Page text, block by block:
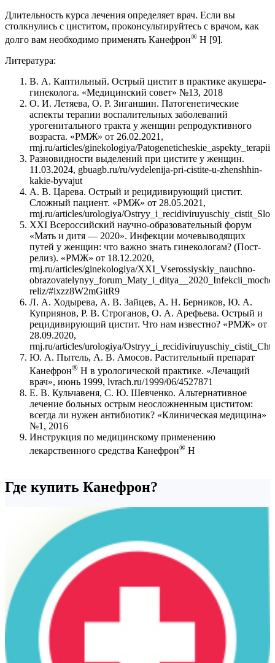
Длительность курса лечения определяет врач. Если вы
столкнулись с циститом, проконсультируйтесь с врачом, как
долго вам необходимо применять Канефрон® Н [9].
Литература:
В. А. Каптильный. Острый цистит в практике акушера-
гинеколога. «Медицинский совет» №13, 2018
О. И. Летяева, О. Р. Зиганшин. Патогенетические
аспекты терапии воспалительных заболеваний
урогенитального тракта у женщин репродуктивного
возраста. «РМЖ» от 26.02.2021,
rmj.ru/articles/ginekologiya/
Разновидности выделений при цистите у женщин.
11.03.2024, gbuagb.ru/ru/vydelenija-pri-cistite-u-zhenshhin-
kakie-byvajut
А. В. Царева. Острый и рецидивирующий цистит.
Сложный пациент. «РМЖ» от 28.05.2021,
rmj.ru/articles/urologiya/
XXI Всероссийский научно-образовательный форум
«Мать и дитя — 2020». Инфекции мочевыводящих
путей у женщин: что важно знать гинекологам? (Пост-
релиз). «РМЖ» от 18.12.2020,
rmj.ru/articles/ginekologiya/XXI_Vserossiyskiy_nauchno-
reliz/#ixzz8W2mGitR9
Л. А. Ходырева, А. В. Зайцев, А. Н. Берников, Ю. А.
Куприянов, Р. В. Строганов, О. А. Арефьева. Острый и
рецидивирующий цистит. Что нам известно? «РМЖ» от
28.09.2020,
rmj.ru/articles/urologiya/
Ю. А. Пытель, А. В. Амосов. Растительный препарат
Канефрон® Н в урологической практике. «Лечащий
врач», июнь 1999, lvrach.ru/1999/06/4527871
Е. В. Кульчавеня, С. Ю. Шевченко. Альтернативное
лечение больных острым неосложненным циститом:
всегда ли нужен антибиотик? «Клиническая медицина»
№1, 2016
Инструкция по медицинскому применению
лекарственного средства Канефрон® Н
Где купить Канефрон?